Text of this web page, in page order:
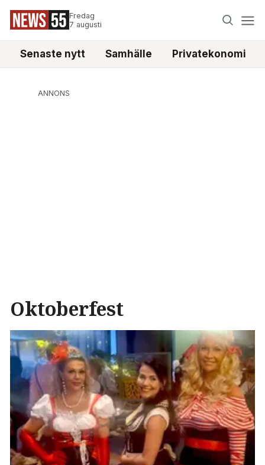
Fredag
7 augusti
Senaste nytt Samhälle Privatekonomi
ANNONS
Oktoberfest